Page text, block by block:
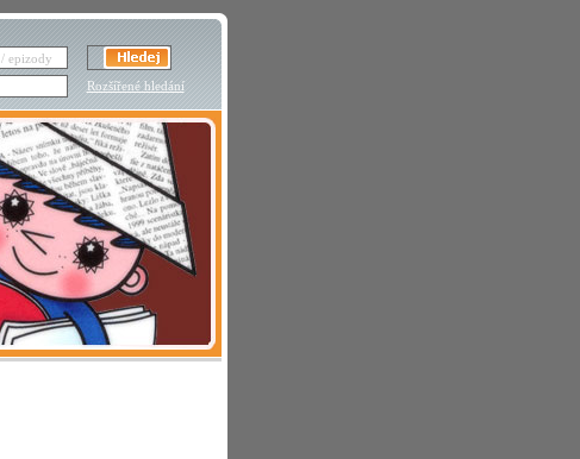
Rozšířené hledání